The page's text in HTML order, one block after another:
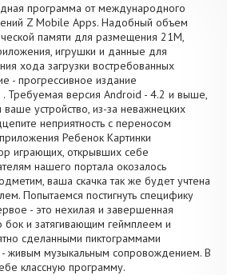
программа от международного
Z Mobile Apps. Надобный объем
памяти для размещения 21M,
игрушки и данные для
хода загрузки востребованных
- прогрессивное издание
Требуемая версия Android - 4.2 и выше,
устройство, из-за неважнецких
неприятность с переносом
Ребенок Картинки
играющих, открывших себе
нашего портала окозалось
ваша скачка так же будет учтена
Попытаемся постигнуть специфику
- это нехилая и завершенная
бок и затягивающим геймплеем и
сделанными пиктограммами
- живым музыкальным сопровождением. В
классную программу.